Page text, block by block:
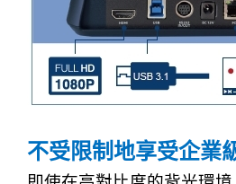
不受限制地享受企業